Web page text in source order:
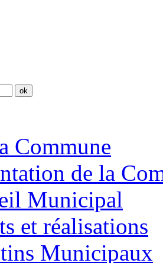
Commune
de la
Municipal
et réalisations
Municipaux